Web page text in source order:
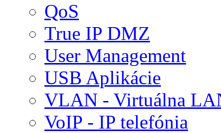
QoS
True IP DMZ
User Management
USB Aplikácie
VLAN - Virtuálna
VoIP - IP telefónia